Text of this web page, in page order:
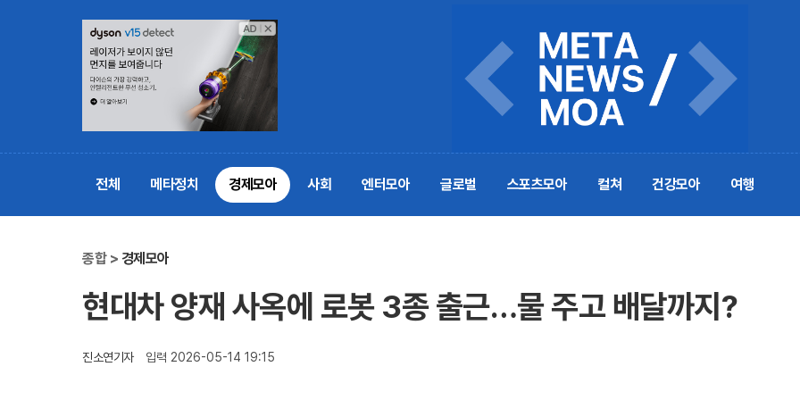
전체 메타정치 경제모아 사회 엔터모아 글로벌 스포츠모아 컬쳐 건강모아 여행
종합 > 경제모아
현대차 양재 사옥에 로봇 3종 출근…물 주고 배달까지?
진소연기자 입력 2026-05-14 19:15